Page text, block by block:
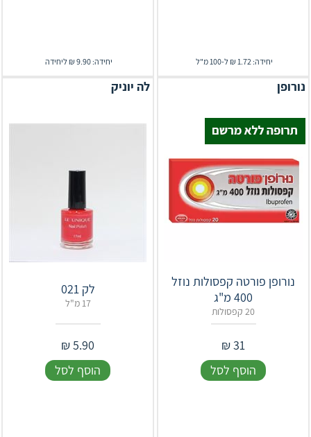
יחידה: 1.72 ₪ ל-100 מ"ל יחידה: 9.90 ₪ ליחידה
נורופן
נורופן פורטה קפסולות נוזל
400 מ"ג
20 קפסולות
31
₪
הוסף לסל
לה יוניק
לק 021
17 מ"ל
5.90
₪
הוסף לסל